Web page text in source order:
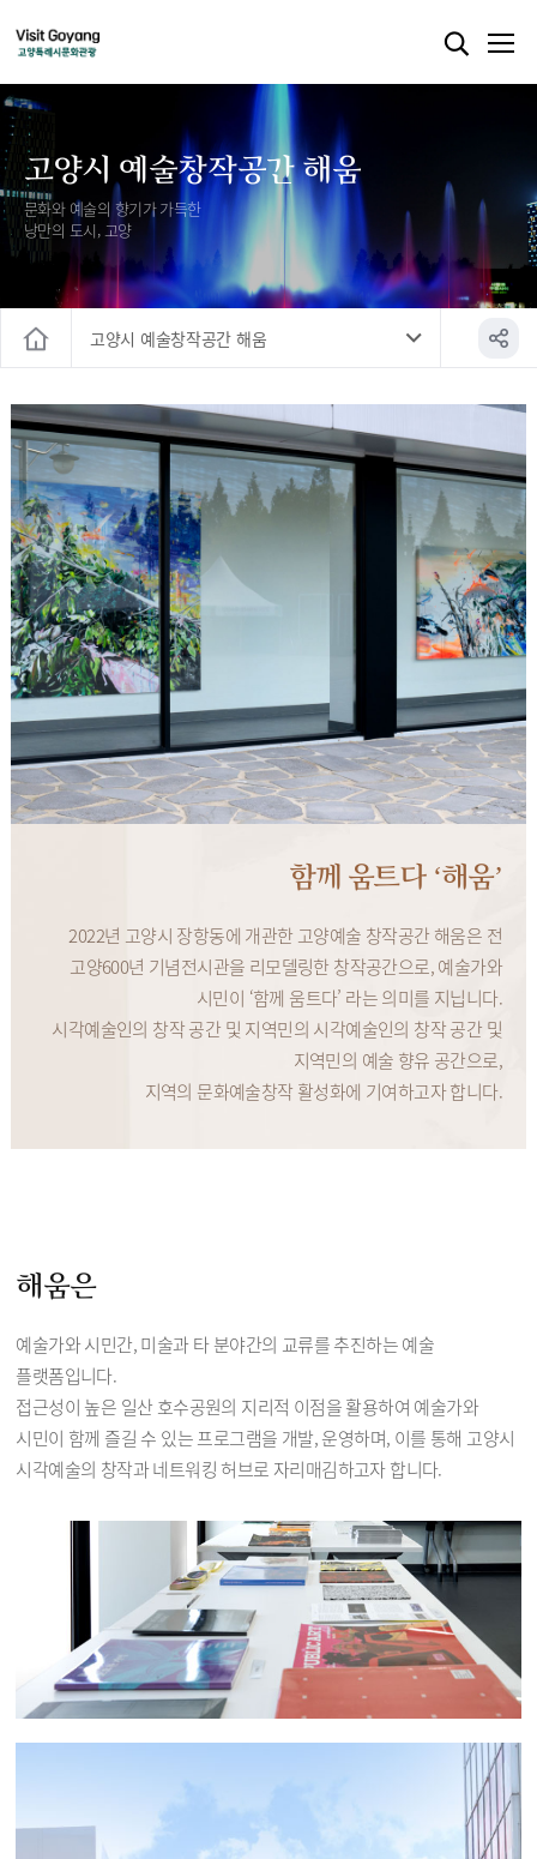
고양시 예술창작공간 해움
문화와 예술의 향기가 가득한
낭만의 도시, 고양
고양시 예술창작공간 해움
함께 움트다 ‘해움’
2022년 고양시 장항동에 개관한 고양예술 창작공간 해움은 전
고양600년 기념전시관을 리모델링한 창작공간으로, 예술가와
시민이 ‘함께 움트다’ 라는 의미를 지닙니다.
시각예술인의 창작 공간 및 지역민의 시각예술인의 창작 공간 및
지역민의 예술 향유 공간으로,
지역의 문화예술창작 활성화에 기여하고자 합니다.
해움은
예술가와 시민간, 미술과 타 분야간의 교류를 추진하는 예술
플랫폼입니다.
접근성이 높은 일산 호수공원의 지리적 이점을 활용하여 예술가와
시민이 함께 즐길 수 있는 프로그램을 개발, 운영하며, 이를 통해 고양시
시각예술의 창작과 네트워킹 허브로 자리매김하고자 합니다.